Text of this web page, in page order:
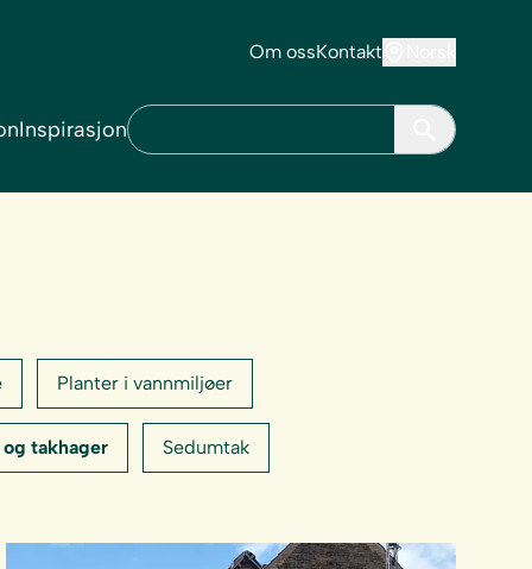
Om ossKontakt
Inspirasjon
Planter i vannmiljøer
takhager Sedumtak